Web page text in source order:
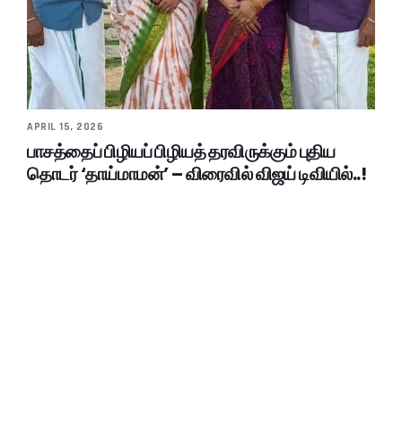
APRIL 15, 2026
பாசத்தைப் பிழியப் பிழியத் தரவிருக்கும் புதிய
தொடர் ‘தாய்மாமன்’ – விரைவில் விஜய் டிவியில்..!